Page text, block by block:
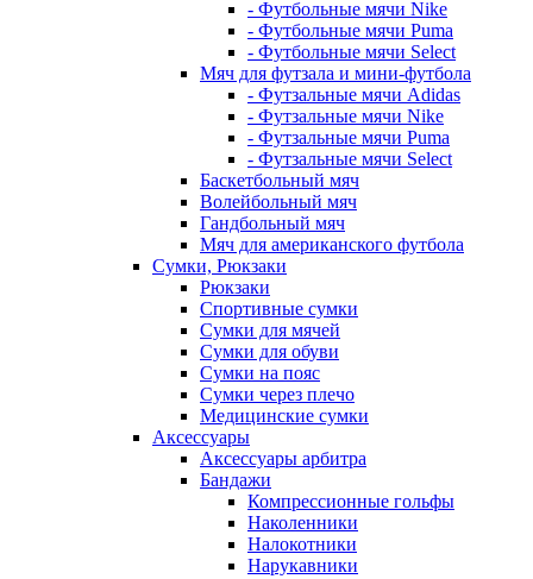
- Футбольные мячи Nike
- Футбольные мячи Puma
- Футбольные мячи Select
Мяч для футзала и мини-футбола
- Футзальные мячи Adidas
- Футзальные мячи Nike
- Футзальные мячи Puma
- Футзальные мячи Select
Баскетбольный мяч
Волейбольный мяч
Гандбольный мяч
Мяч для американского футбола
Сумки, Рюкзаки
Рюкзаки
Спортивные сумки
Сумки для мячей
Сумки для обуви
Сумки на пояс
Сумки через плечо
Медицинские сумки
Аксессуары
Аксессуары арбитра
Бандажи
Компрессионные гольфы
Наколенники
Налокотники
Нарукавники